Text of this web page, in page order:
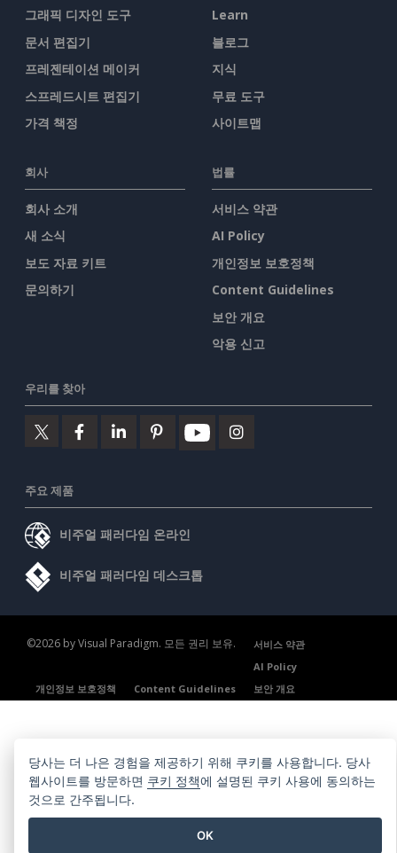
그래픽 디자인 도구
문서 편집기
프레젠테이션 메이커
스프레드시트 편집기
가격 책정
Learn
블로그
지식
무료 도구
사이트맵
회사
회사 소개
새 소식
보도 자료 키트
문의하기
법률
서비스 약관
AI Policy
개인정보 보호정책
Content Guidelines
보안 개요
악용 신고
우리를 찾아
주요 제품
비주얼 패러다임 온라인
비주얼 패러다임 데스크톱
©2026 by Visual Paradigm. 모든 권리 보유.
서비스 약관
AI Policy
개인정보 보호정책
Content Guidelines 보안 개요
당사는 더 나은 경험을 제공하기 위해 쿠키를 사용합니다. 당사
웹사이트를 방문하면 쿠키 정책에 설명된 쿠키 사용에 동의하는
것으로 간주됩니다.
OK